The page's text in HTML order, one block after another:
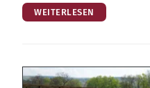
WEITERLESEN